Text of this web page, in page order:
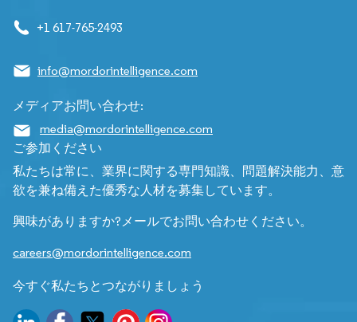
+1 617-765-2493
info@mordorintelligence.com
メディアお問い合わせ:
media@mordorintelligence.com
ご参加ください
私たちは常に、業界に関する専門知識、問題解決能力、意
欲を兼ね備えた優秀な人材を募集しています。
興味がありますか?メールでお問い合わせください。
careers@mordorintelligence.com
今すぐ私たちとつながりましょう